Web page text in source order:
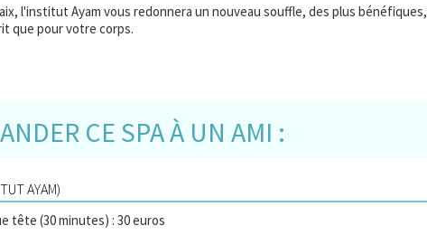
l'institut Ayam vous redonnera un nouveau souffle, des plus bénéfiques,
que pour votre corps.
CE SPA À UN AMI :
AYAM)
tête (30 minutes) : 30 euros